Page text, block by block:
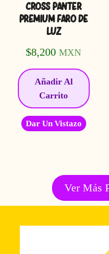
CROSS PANTER
PREMIUM FARO DE
LUZ
$8,200 MXN
Añadir Al
Carrito
Dar Un Vistazo
Ver Más